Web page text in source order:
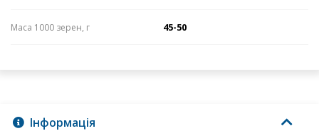
Маса 1000 зерен, г 45-50
Інформація